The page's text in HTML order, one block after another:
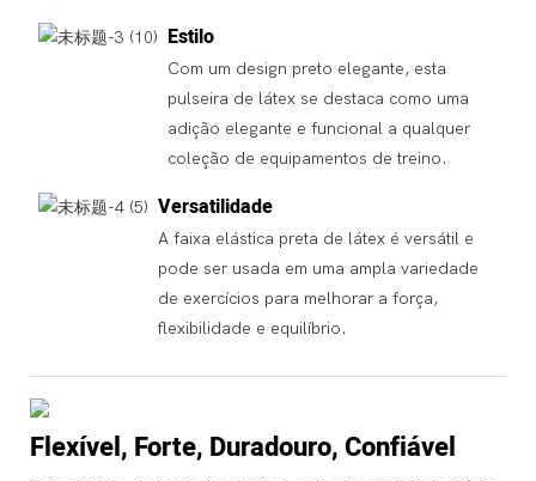
Estilo
Com um design preto elegante, esta
pulseira de látex se destaca como uma
adição elegante e funcional a qualquer
coleção de equipamentos de treino.
Versatilidade
A faixa elástica preta de látex é versátil e
pode ser usada em uma ampla variedade
de exercícios para melhorar a força,
flexibilidade e equilíbrio.
Flexível, Forte, Duradouro, Confiável